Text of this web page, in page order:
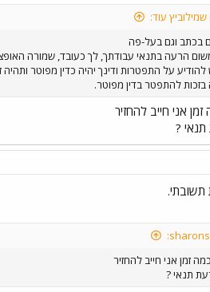
עוד:
בכתב וגם בעל-פה
על התפטרות ודינך יהיה כדין מפוטר
להתפטר בדין מפוטר.
אני חייב להחזיר
?
זמן אני חייב להחזיר
תנאי ?